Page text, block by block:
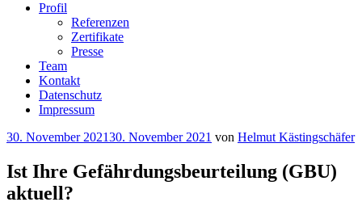
Profil
Referenzen
Zertifikate
Presse
Team
Kontakt
Datenschutz
Impressum
Veröffentlicht
30. November 202130. November 2021 von Helmut Kästingschäfer
Ist Ihre Gefährdungsbeurteilung (GBU)
aktuell?